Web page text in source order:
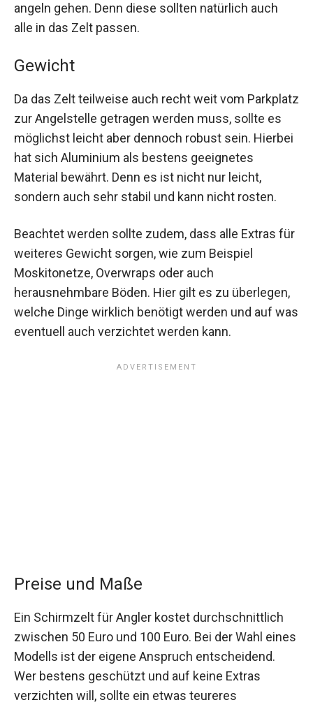
angeln gehen. Denn diese sollten natürlich auch
alle in das Zelt passen.
Gewicht
Da das Zelt teilweise auch recht weit vom Parkplatz
zur Angelstelle getragen werden muss, sollte es
möglichst leicht aber dennoch robust sein. Hierbei
hat sich Aluminium als bestens geeignetes
Material bewährt. Denn es ist nicht nur leicht,
sondern auch sehr stabil und kann nicht rosten.
Beachtet werden sollte zudem, dass alle Extras für
weiteres Gewicht sorgen, wie zum Beispiel
Moskitonetze, Overwraps oder auch
herausnehmbare Böden. Hier gilt es zu überlegen,
welche Dinge wirklich benötigt werden und auf was
eventuell auch verzichtet werden kann.
Preise und Maße
Ein Schirmzelt für Angler kostet durchschnittlich
zwischen 50 Euro und 100 Euro. Bei der Wahl eines
Modells ist der eigene Anspruch entscheidend.
Wer bestens geschützt und auf keine Extras
verzichten will, sollte ein etwas teureres